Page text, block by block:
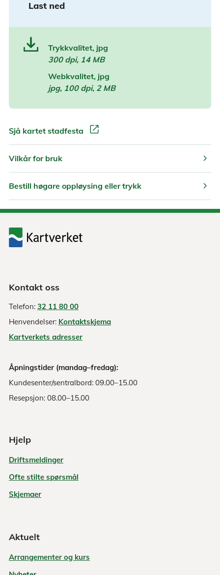
Last ned
Trykkvalitet, jpg
300 dpi, 14 MB
Webkvalitet, jpg
jpg, 100 dpi, 2 MB
Sjå kartet stadfesta open_in_new
Vilkår for bruk chevron_right
Bestill høgare oppløysing eller trykk chevron_right
Kontakt oss
Telefon: 32 11 80 00
Henvendelser: Kontaktskjema
Kartverkets adresser
Åpningstider (mandag–fredag):
Kundesenter/sentralbord: 09.00–15.00
Resepsjon: 08.00–15.00
Hjelp
Driftsmeldinger
Ofte stilte spørsmål
Skjemaer
Aktuelt
Arrangementer og kurs